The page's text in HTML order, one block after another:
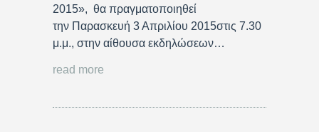
2015», θα πραγματοποιηθεί
την Παρασκευή 3 Απριλίου 2015στις 7.30
μ.μ., στην αίθουσα εκδηλώσεων…
read more